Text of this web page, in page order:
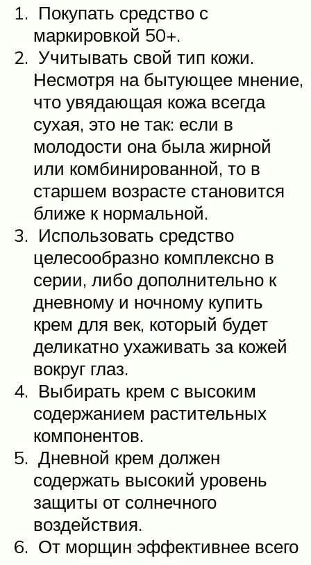
Покупать средство с
маркировкой 50+.
Учитывать свой тип кожи.
Несмотря на бытующее мнение,
что увядающая кожа всегда
сухая, это не так: если в
молодости она была жирной
или комбинированной, то в
старшем возрасте становится
ближе к нормальной.
Использовать средство
целесообразно комплексно в
серии, либо дополнительно к
дневному и ночному купить
крем для век, который будет
деликатно ухаживать за кожей
вокруг глаз.
Выбирать крем с высоким
содержанием растительных
компонентов.
Дневной крем должен
содержать высокий уровень
защиты от солнечного
воздействия.
От морщин эффективнее всего